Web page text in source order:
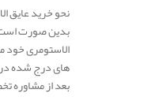
نحو خرید عایق
بدین صورت
الاستومری خود
های درج شده
بعد از مشاوره